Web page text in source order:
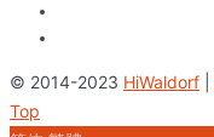
© 2014-2023 HiWaldorf
Top